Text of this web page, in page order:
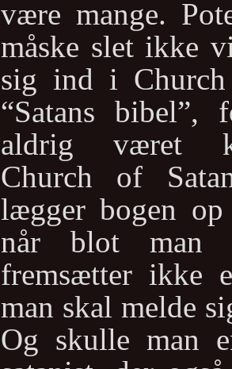
være mange.
måske slet ikke
sig ind i
“Satans bibel”,
aldrig været
Church of
lægger bogen
når blot man
fremsætter ikke
man skal melde
Og skulle man